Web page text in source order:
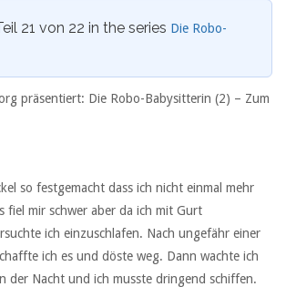
21 von 22 in the series Die Robo-
präsentiert: Die Robo-Babysitterin (2) – Zum
so festgemacht dass ich nicht einmal mehr
fiel mir schwer aber da ich mit Gurt
ich einzuschlafen. Nach ungefähr einer
ich es und döste weg. Dann wachte ich
der Nacht und ich musste dringend schiffen.